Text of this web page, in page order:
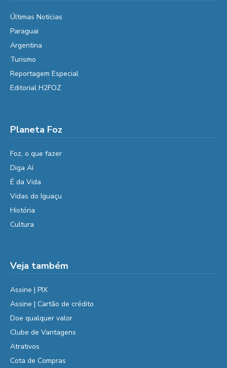
Últimas Notícias
Paraguai
Argentina
Turismo
Reportagem Especial
Editorial H2FOZ
Planeta Foz
Foz, o que fazer
Diga Aí
É da Vida
Vidas do Iguaçu
História
Cultura
Veja também
Assine | PIX
Assine | Cartão de crédito
Doe qualquer valor
Clube de Vantagens
Atrativos
Cota de Compras